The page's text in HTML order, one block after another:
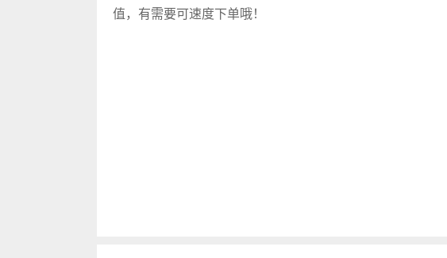
值，有需要可速度下单哦！